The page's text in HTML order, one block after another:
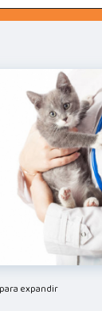
expandir